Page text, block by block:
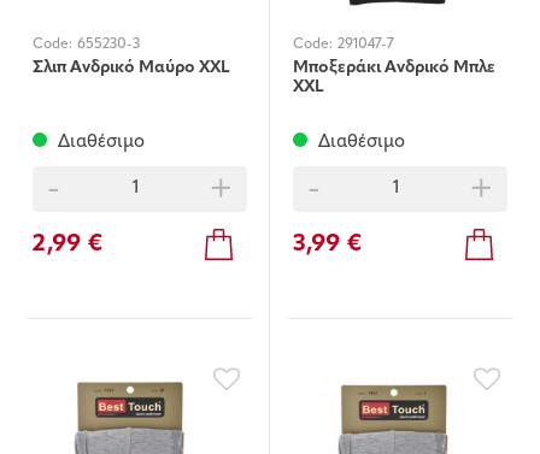
Code: 655230-3
Σλιπ Ανδρικό Μαύρο XXL
Διαθέσιμο
- +
2,99 €
Code: 291047-7
Μποξεράκι Ανδρικό Μπλε
XXL
Διαθέσιμο
- +
3,99 €